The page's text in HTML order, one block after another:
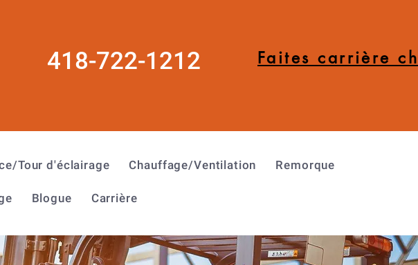
418-722-1212 Faites carrière
Tour d'éclairage Chauffage/Ventilation Remorque
Blogue Carrière